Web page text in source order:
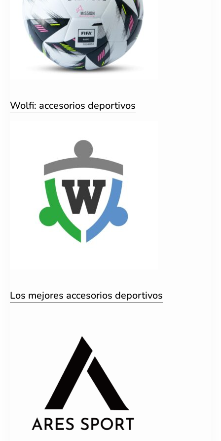
Wolfi: accesorios deportivos
Los mejores accesorios deportivos